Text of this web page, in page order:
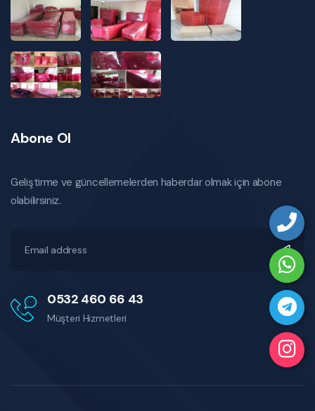
Abone Ol
Geliştirme ve güncellemelerden haberdar olmak için abone
olabilirsiniz.
0532 460 66 43
Müşteri Hizmetleri